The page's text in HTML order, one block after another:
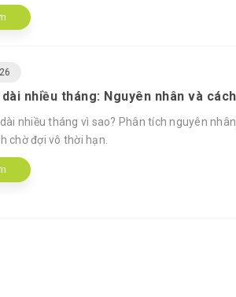
nhiều tháng: Nguyên nhân và
nhiều tháng vì sao? Phân tích nguyên
chờ đợi vô thời hạn.